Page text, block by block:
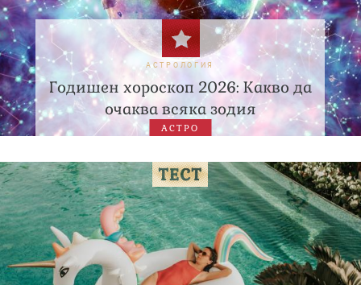
АСТРОЛОГИЯ
Годишен хороскоп 2026: Какво да
очаква всяка зодия
АСТРО